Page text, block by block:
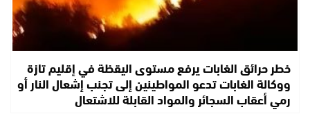
خطر حرائق الغابات يرفع مستوى اليقظة في إقليم تازة
ووكالة الغابات تدعو المواطينين إلى تجنب إشعال النار أو
رمي أعقاب السجائر والمواد القابلة للاشتعال